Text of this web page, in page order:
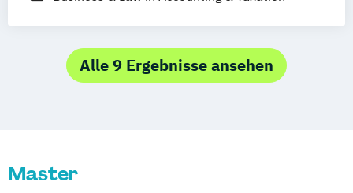
Alle 9 Ergebnisse ansehen
Master